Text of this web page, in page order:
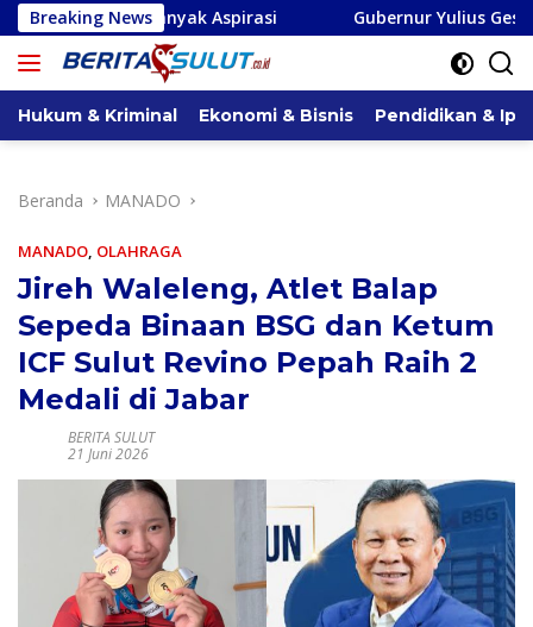
Langsung
ke
konten
Breaking News
Banyak Aspirasi Gubernur Yulius Geser Femmy
Hukum & Kriminal Ekonomi & Bisnis Pendidikan &
Beranda MANADO
MANADO, OLAHRAGA
Jireh Waleleng, Atlet Balap
Sepeda Binaan BSG dan Ketum
ICF Sulut Revino Pepah Raih 2
Medali di Jabar
BERITA SULUT
21 Juni 2026